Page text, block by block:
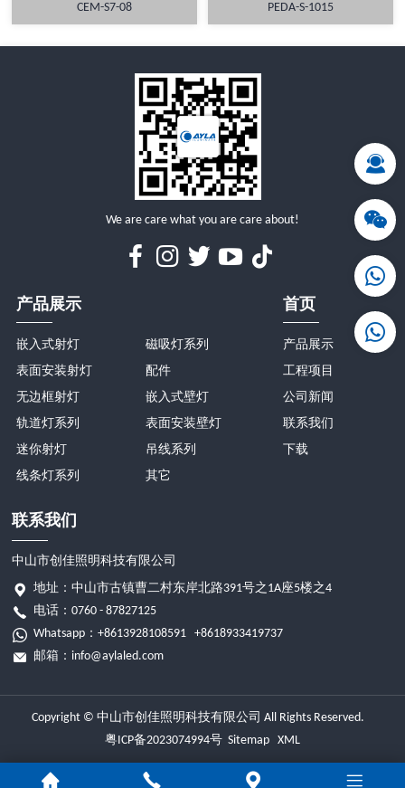
CEM-S7-08 PEDA-S-1015
We are care what you are care about!
产品展示
嵌入式射灯
表面安装射灯
无边框射灯
轨道灯系列
迷你射灯
线条灯系列
磁吸灯系列
配件
嵌入式壁灯
表面安装壁灯
吊线系列
其它
首页
产品展示
工程项目
公司新闻
联系我们
下载
联系我们
中山市创佳照明科技有限公司
地址：中山市古镇曹二村东岸北路391号之1A座5楼之4
电话：0760 - 87827125
Whatsapp：+8613928108591
+8618933419737
邮箱： info@aylaled.com
Copyright © 中山市创佳照明科技有限公司 All Rights Reserved.
粤ICP备2023074994号 Sitemap XML